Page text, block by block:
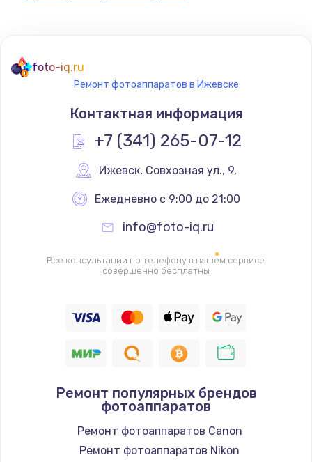
Замена термостата
1200 руб.
Заказать
Замена реле
700 руб.
Замена ТЭНа
2500 руб.
Замена шнура
Заказать
foto-iq.ru
Ремонт фотоаппаратов в Ижевске
Контактная информация
+7 (341) 265-07-12
Ижевск, Совхозная ул., 9,
Ежедневно с 9:00 до 21:00
info@foto-iq.ru
Все консультации по телефону в нашем сервисе
совершенно бесплатны
Ремонт популярных брендов
фотоаппаратов
Ремонт фотоаппаратов Canon
Ремонт фотоаппаратов Nikon